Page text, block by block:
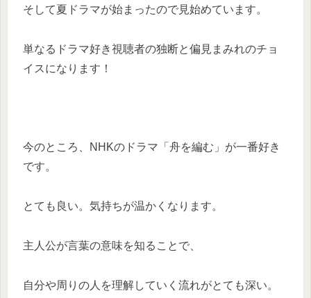
そして夏ドラマが始まったので見始めています。
単なるドラマ好き視聴者の独断と偏見まみれのチョ
イスになります！
今のところ、NHKのドラマ「舟を編む」が一番好き
です。
とても良い。気持ちが温かくなります。
主人公が言葉の意味を知ることで、
自分や周りの人を理解していく流れがとても深い。